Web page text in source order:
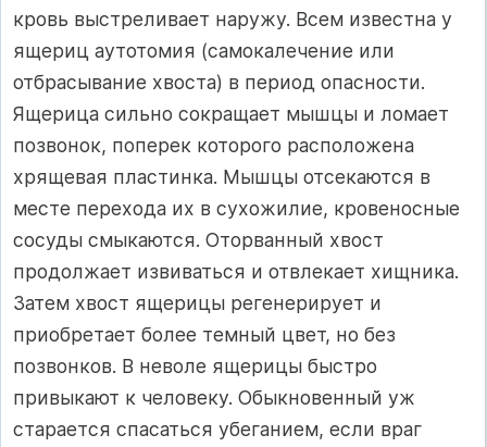
кровь выстреливает наружу. Всем известна у
ящериц аутотомия (самокалечение или
отбрасывание хвоста) в период опасности.
Ящерица сильно сокращает мышцы и ломает
позвонок, поперек которого расположена
хрящевая пластинка. Мышцы отсекаются в
месте перехода их в сухожилие, кровеносные
сосуды смыкаются. Оторванный хвост
продолжает извиваться и отвлекает хищника.
Затем хвост ящерицы регенерирует и
приобретает более темный цвет, но без
позвонков. В неволе ящерицы быстро
привыкают к человеку. Обыкновенный уж
старается спасаться убеганием, если враг